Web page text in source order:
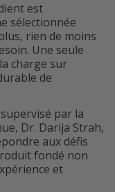
est
sélectionnée
rien de moins
Une seule
charge sur
de
par la
Dr. Darija Strah,
aux défis
fondé non
et